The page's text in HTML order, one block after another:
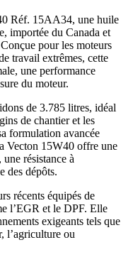
Réf. 15AA34, une huile
importée du Canada et
pour les moteurs
travail extrêmes, cette
une performance
du moteur.
de 3.785 litres, idéal
de chantier et les
formulation avancée
Vecton 15W40 offre une
résistance à
des dépôts.
récents équipés de
l’EGR et le DPF. Elle
exigeants tels que
l’agriculture ou